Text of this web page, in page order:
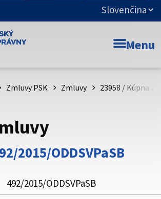
oficiálna
stránka Prešovského
sa uistite, že zdieľate informácie iba
webovú stránku. Zabezpečená stránka
pred názvom domény webového sídla.
Menu
Zmluvy PSK Zmluvy 23958 / Kúpna
2015/ODDSVPaSB
492/2015/ODDSVPaSB